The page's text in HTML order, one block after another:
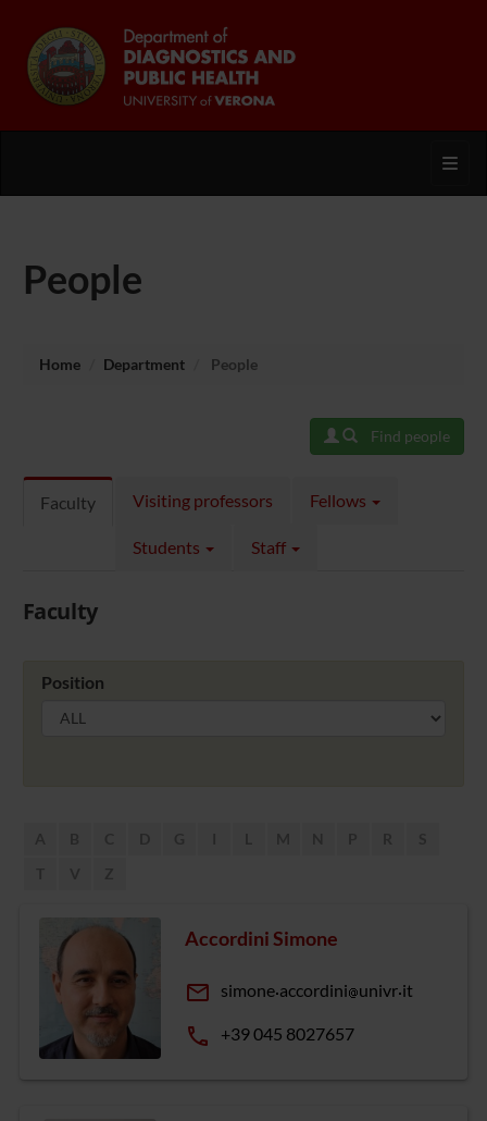
People
Home Department People
Find people
Faculty Visiting professors Fellows
Students Staff
Faculty
Position
Accordini Simone
email simone accordini univr it
phone +39 045 8027657